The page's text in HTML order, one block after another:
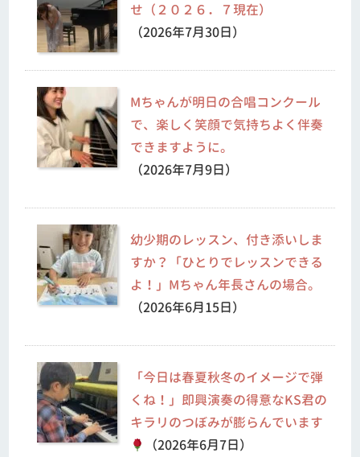
せ（２０２６．７現在）
（2026年7月30日）
Mちゃんが明日の合唱コンクール
で、楽しく笑顔で気持ちよく伴奏
できますように。
（2026年7月9日）
幼少期のレッスン、付き添いしま
すか？「ひとりでレッスンできる
よ！」Mちゃん年長さんの場合。
（2026年6月15日）
「今日は春夏秋冬のイメージで弾
くね！」即興演奏の得意なKS君の
キラリのつぼみが膨らんでいます
（2026年6月7日）